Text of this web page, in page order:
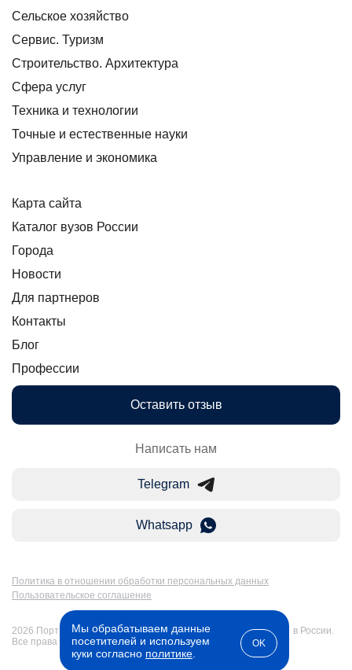
Сельское хозяйство
Сервис. Туризм
Строительство. Архитектура
Сфера услуг
Техника и технологии
Точные и естественные науки
Управление и экономика
Карта сайта
Каталог вузов России
Города
Новости
Для партнеров
Контакты
Блог
Профессии
Оставить отзыв
Написать нам
Telegram
Whatsapp
Политика в отношении обработки персональных данных
Пользовательское соглашение
2026 Портал Бакалавр-Магистр: дистанционное образование в России.
Все права защищены
Мы обрабатываем данные
посетителей и используем
куки согласно политике
OK